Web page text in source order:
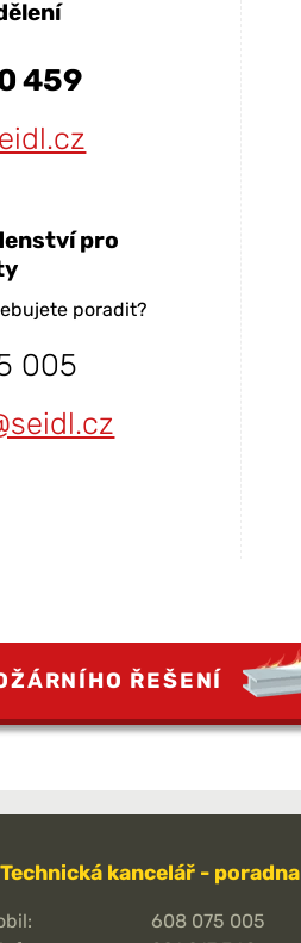
459
pro
poradit?
005
ŘEŠENÍ
Technická kancelář - poradna
608 075 005